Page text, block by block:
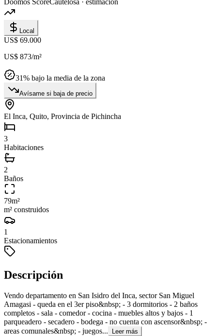
Doomos ScoreCautelosa · estimación
Local
US$ 69.000
US$ 873/m²
31% bajo la media de la zona
Avísame si baja de precio
El Inca, Quito, Provincia de Pichincha
3
Habitaciones
2
Baños
79m²
m² construidos
1
Estacionamientos
Descripción
Vendo departamento en San Isidro del Inca, sector San Miguel
Amagasi - queda en el 3er piso&nbsp; - 3 dormitorios - 2 baños
completos - sala - comedor - cocina - muebles altos y bajos - 1
parqueadero - secadero - bodega - no cuenta con ascensor&nbsp; -
areas comunales&nbsp; - juegos...
Leer más